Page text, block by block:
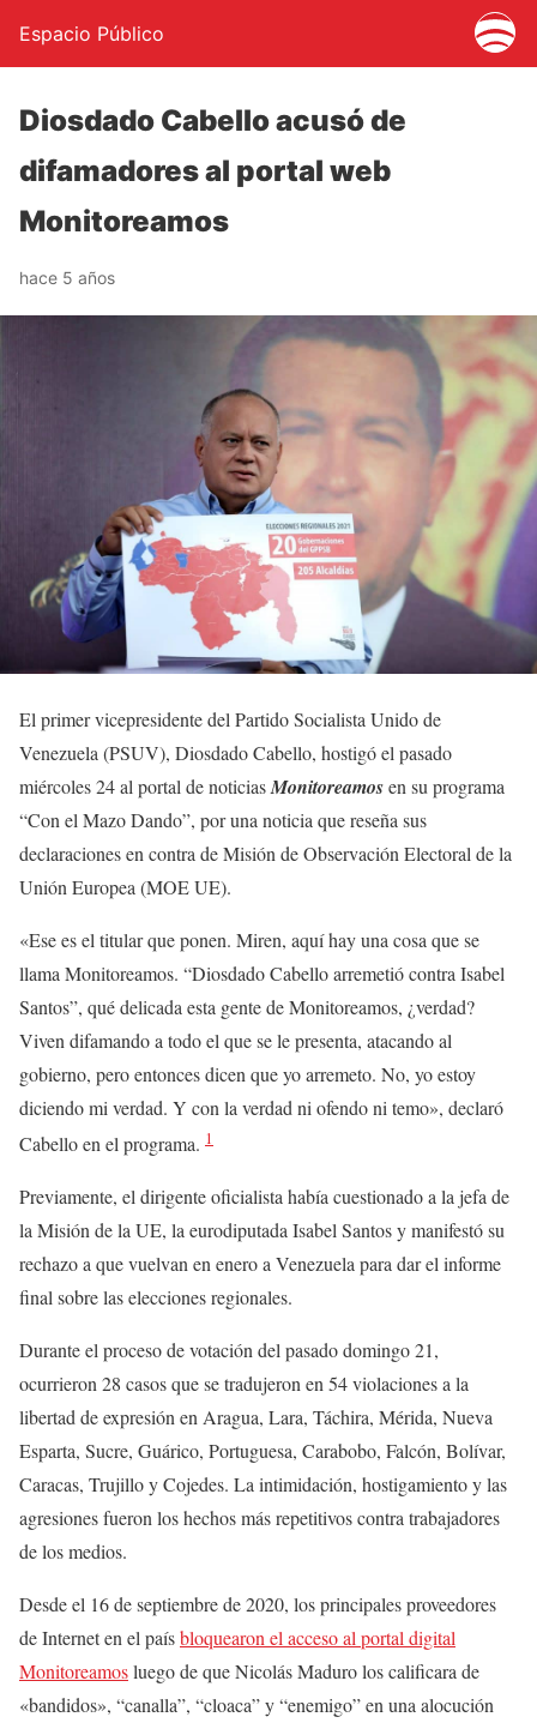
Espacio Público
Diosdado Cabello acusó de
difamadores al portal web
Monitoreamos
hace 5 años
El primer vicepresidente del Partido Socialista Unido de
Venezuela (PSUV), Diosdado Cabello, hostigó el pasado
miércoles 24 al portal de noticiasMonitoreamosen su programa
“Con el Mazo Dando”, por una noticia que reseña sus
declaraciones en contra de Misión de Observación Electoral de la
Unión Europea (MOE UE).
«Ese es el titular que ponen. Miren, aquí hay una cosa que se
llama Monitoreamos. “Diosdado Cabello arremetió contra Isabel
Santos”, qué delicada esta gente de Monitoreamos, ¿verdad?
Viven difamando a todo el que se le presenta, atacando al
gobierno, pero entonces dicen que yo arremeto. No, yo estoy
diciendo mi verdad. Y con la verdad ni ofendo ni temo», declaró
Cabello en el programa. 1
Previamente, el dirigente oficialista había cuestionado a la jefa de
la Misión de la UE, la eurodiputada Isabel Santos y manifestó su
rechazo a que vuelvan en enero a Venezuela para dar el informe
final sobre las elecciones regionales.
Durante el proceso de votación del pasado domingo 21,
ocurrieron 28 casos que se tradujeron en 54 violaciones a la
libertad de expresión en Aragua, Lara, Táchira, Mérida, Nueva
Esparta, Sucre, Guárico, Portuguesa, Carabobo, Falcón, Bolívar,
Caracas, Trujillo y Cojedes. La intimidación, hostigamiento y las
agresiones fueron los hechos más repetitivos contra trabajadores
de los medios.
Desde el 16 de septiembre de 2020, los principales proveedores
de Internet en el paísbloquearon el acceso al portal digital
Monitoreamosluego de que Nicolás Maduro los calificara de
«bandidos», “canalla”, “cloaca” y “enemigo” en una alocución